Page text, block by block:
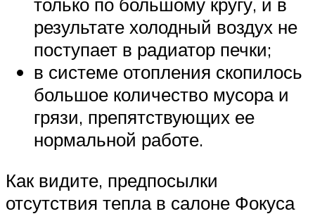
результате холодный воздух не
поступает в радиатор печки;
в системе отопления скопилось
большое количество мусора и
грязи, препятствующих ее
нормальной работе.
Как видите, предпосылки
отсутствия тепла в салоне Фокуса